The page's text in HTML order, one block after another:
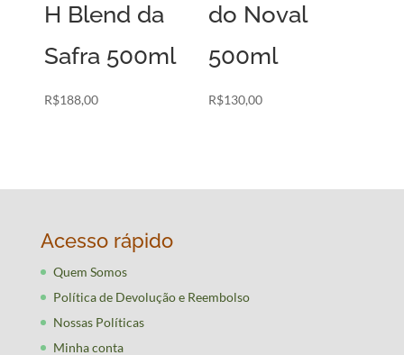
H Blend da
Safra 500ml
R$188,00
do Noval
500ml
R$130,00
Acesso rápido
Quem Somos
Política de Devolução e Reembolso
Nossas Políticas
Minha conta